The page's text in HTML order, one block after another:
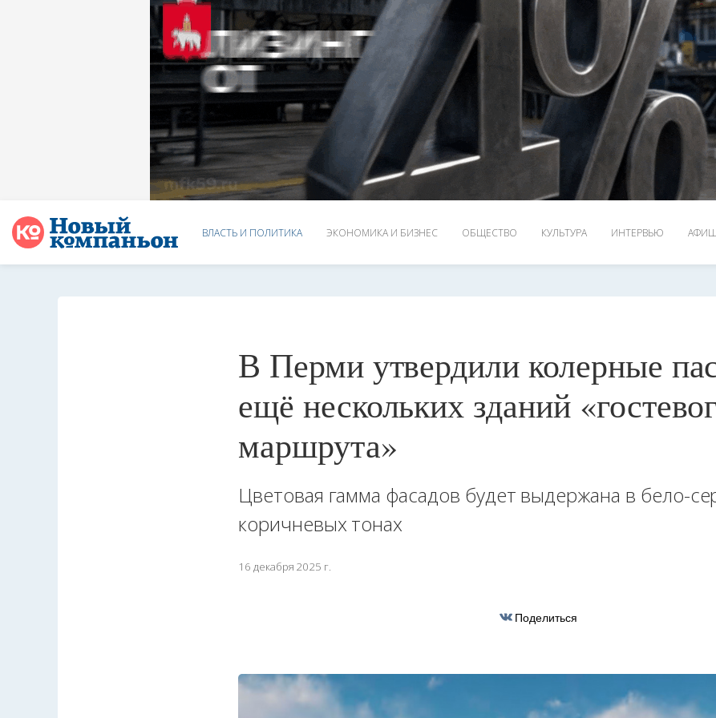
ВЛАСТЬ И ПОЛИТИКА ЭКОНОМИКА И БИЗНЕС ОБЩЕСТВО КУЛЬТУРА ИНТЕРВЬЮ
В Перми утвердили колерные
ещё нескольких зданий
маршрута»
Цветовая гамма фасадов будет выдержана в бело-
коричневых тонах
16 декабря 2025 г.
Поделиться